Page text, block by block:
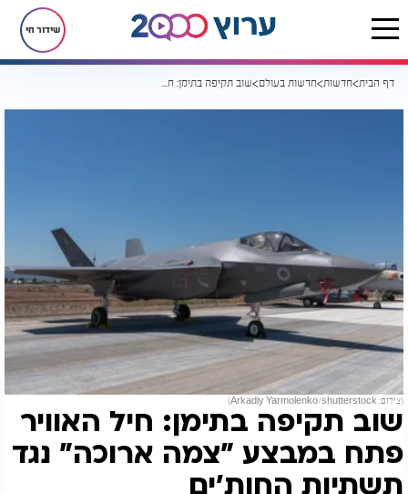
שידור חי
דף הבית חדשות חדשות בעולם שוב תקיפה בתימן: חיל האוויר פתח במבצע "צמה ארוכה" נגד תשתיות החות'ים
(צילום: Arkadiy Yarmolenko/shutterstock)
שוב תקיפה בתימן: חיל האוויר
פתח במבצע "צמה ארוכה" נגד
תשתיות החות'ים